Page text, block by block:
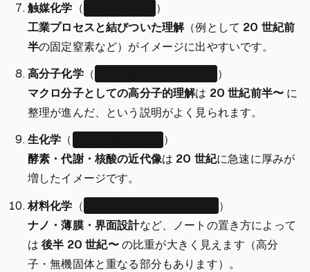
触媒化学 （
）
工業プロセスと結びついた理解（例として 20 世紀前
半の固定窒素など）がイメージに出やすいです。
高分子化学（
）
マクロ分子としての高分子的理解は 20 世紀前半〜 に
整理が進んだ、という説明がよく見られます。
生化学 （
）
酵素・代謝・核酸の近代像は 20 世紀に急速に厚みが
増したイメージです。
材料化学 （
）
ナノ・薄膜・界面設計など、ノートの置き方によって
は後半 20 世紀〜の比重が大きく見えます（高分
子・無機固体と重なる部分もあります）。